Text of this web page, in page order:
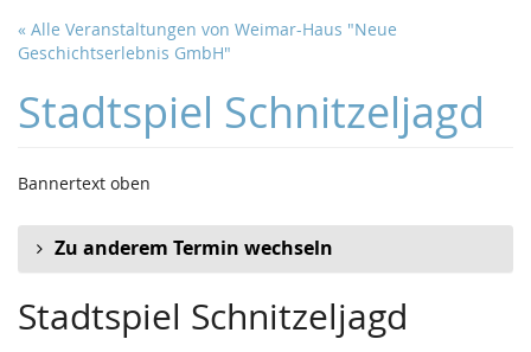
Zum
Haupt-
springen
« Alle Veranstaltungen von Weimar-Haus "Neue
Geschichtserlebnis GmbH"
Stadtspiel Schnitzeljagd
Bannertext oben
Zu anderem Termin wechseln
Stadtspiel Schnitzeljagd